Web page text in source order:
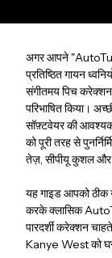
अगर आपने
प्रतिष्ठित गायन
संगीतमय पिच
परिभाषित किया।
सॉफ़्टवेयर की
को पूरी तरह से
तेज़, सीपीयू कुशल और
यह गाइड आपको ठीक
करके क्लासिक
पारदर्शी करेक्शन
Kanye West को